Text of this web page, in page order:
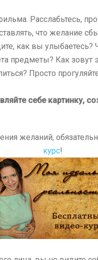
Расслабьтесь,
что желание
как вы улыбаетесь?
предметы? Как
Просто
себе картинку,
желаний,
курс!